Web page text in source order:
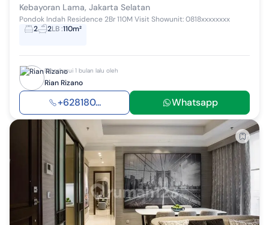
Kebayoran Lama, Jakarta Selatan
Pondok Indah Residence 2Br 110M Visit Showunit: 0818xxxxxxxx
2
2LB:110m²
Diperbarui 1 bulan lalu oleh
Rian Rizano
+628180... Whatsapp